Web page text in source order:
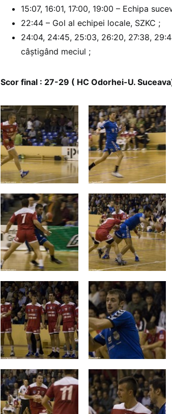
15:07, 16:01, 17:00, 19:00 – Echipa
22:44 – Gol al echipei locale, SZKC ;
24:04, 24:45, 25:03, 26:20, 27:38,
câştigând meciul ;
Scor final : 27-29 ( HC Odorhei-U.